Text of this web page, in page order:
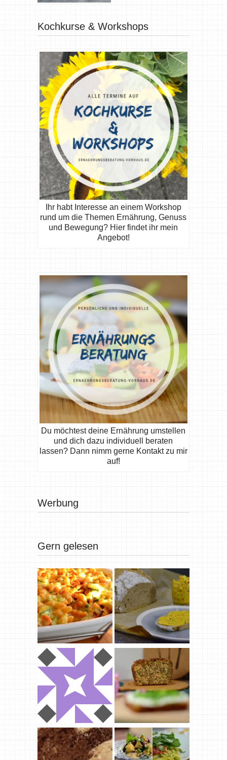
Kochkurse & Workshops
Ihr habt Interesse an einem Workshop
rund um die Themen Ernährung, Genuss
und Bewegung? Hier findet ihr mein
Angebot!
Du möchtest deine Ernährung umstellen
und dich dazu individuell beraten
lassen? Dann nimm gerne Kontakt zu mir
auf!
Werbung
Gern gelesen